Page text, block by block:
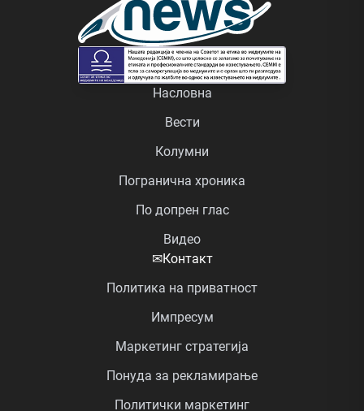
Насловна
Вести
Колумни
Погранична хроника
По допрен глас
Видео
✉Контакт
Политика на приватност
Импресум
Маркетинг стратегија
Понуда за рекламирање
Политички маркетинг